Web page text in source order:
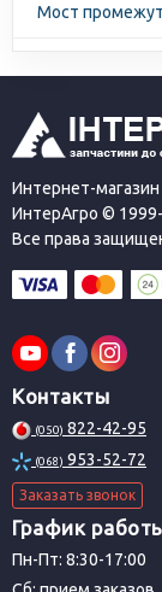
Мост
Интернет-
ИнтерАгро ©
Все права
Контакты
(050) 822-42-95
(068) 953-52-72
Заказать звонок
График
Пн-Пт: 8:30-17:00